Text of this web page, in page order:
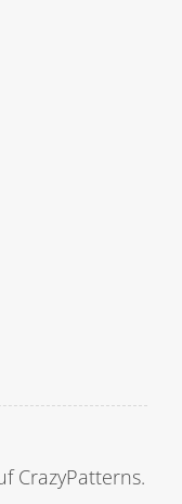
CrazyPatterns.